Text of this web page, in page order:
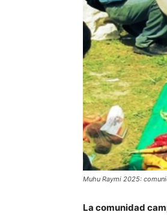
Muhu Raymi 2025:
La comunidad